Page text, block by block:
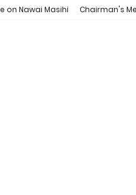
Chairman's
on Nawai Masihi